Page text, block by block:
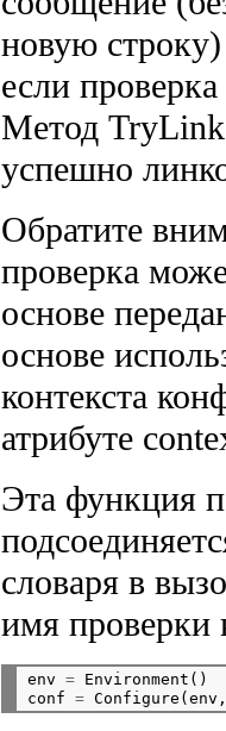
новую строку)
если
Метод TryLink
успешно
Обратите
проверка
основе
основе
контекста
атрибуте
Эта функция
словаря в
имя
env = Environment()
conf =